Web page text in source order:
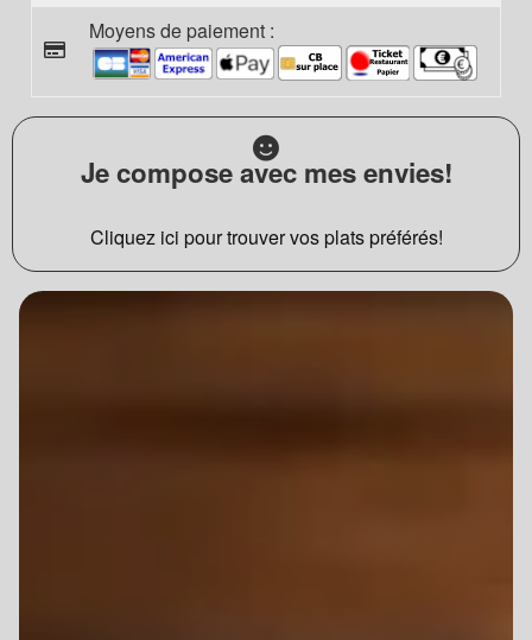
Moyens de paiement :
Je compose avec mes envies!
Cliquez ici pour trouver vos plats préférés!